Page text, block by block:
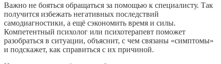
Важно не бояться обращаться за помощью к специалисту. Так
получится избежать негативных последствий
самодиагностики, а ещё сэкономить время и силы.
Компетентный психолог или психотерапевт поможет
разобраться в ситуации, объяснит, с чем связаны «симптомы»
и подскажет, как справиться с их причиной.